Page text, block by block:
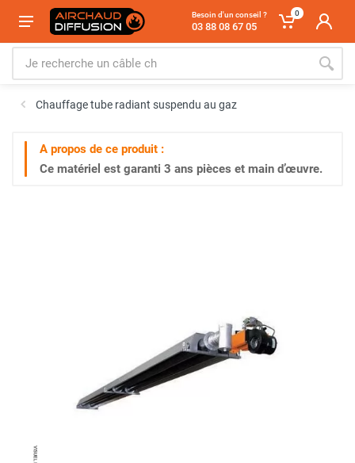
Besoin d'un conseil ?
03 88 08 67 05
0
Chauffage tube radiant suspendu au gaz
A propos de ce produit :
Ce matériel est garanti 3 ans pièces et main d’œuvre.